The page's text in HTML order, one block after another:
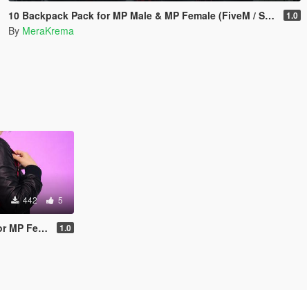
10 Backpack Pack for MP Male & MP Female (FiveM / Singleplayer) 1.0
By MeraKrema
442 5
Female 1.0